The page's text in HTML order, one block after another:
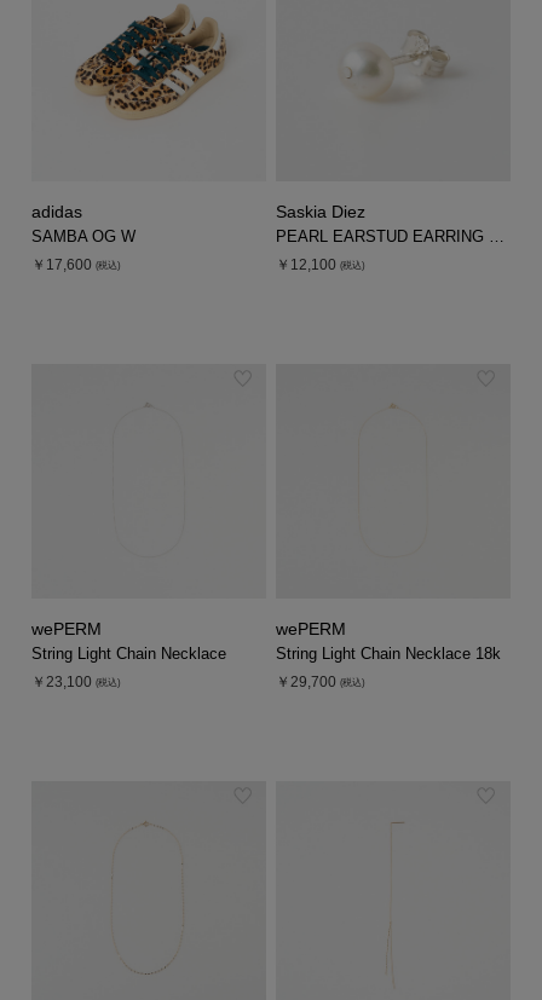
adidas
SAMBA OG W
￥17,600 (税込)
Saskia Diez
￥12,100 (税込)
wePERM
String Light Chain Necklace
￥23,100 (税込)
wePERM
String Light Chain Necklace 18k
￥29,700 (税込)